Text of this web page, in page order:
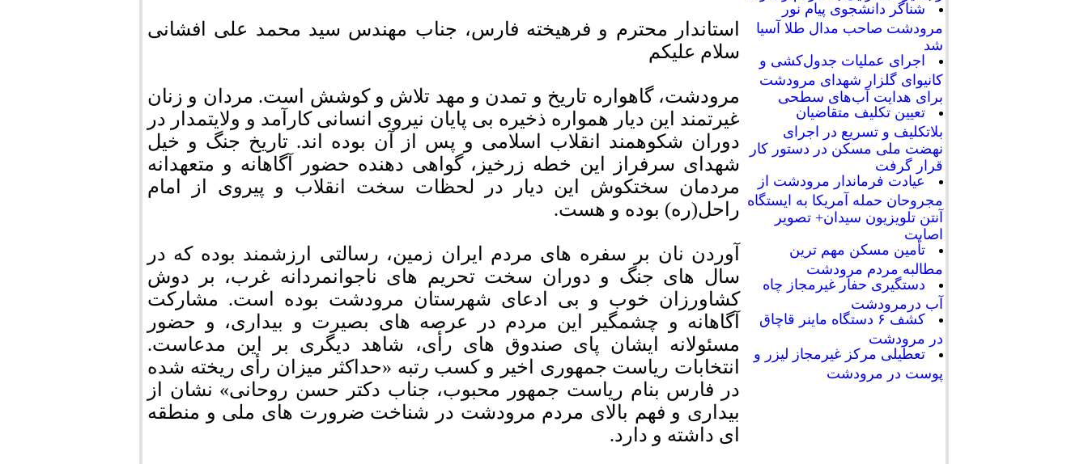
شناگر دانشجوی پیام نور
مرودشت صاحب مدال طلا آسیا
شد
اجرای عملیات جدول‌کشی و
کانیوای گلزار شهدای مرودشت
برای هدایت آب‌های سطحی
تعیین تکلیف متقاضیان
بلاتکلیف و تسریع در اجرای
نهضت ملی مسکن در دستور کار
قرار گرفت
عیادت فرماندار مرودشت از
مجروحان حمله آمریکا به ایستگاه
آنتن تلویزیون سیدان+ تصویر
اصابت
تأمین مسکن مهم ترین
مطالبه مردم مرودشت
دستگیری حفار غیرمجاز چاه
آب درمرودشت
کشف ۶ دستگاه ماینر قاچاق
در مرودشت
تعطیلی مرکز غیرمجاز لیزر و
پوست در مرودشت
استاندار محترم و فرهیخته فارس، جناب مهندس سید محمد علی افشانی
سلام علیکم
مرودشت، گاهواره تاریخ و تمدن و مهد تلاش و کوشش است. مردان و زنان
غیرتمند این دیار همواره ذخیره بی پایان نیروی انسانی کارآمد و ولایتمدار در
دوران شکوهمند انقلاب اسلامی و پس از آن بوده اند. تاریخ جنگ و خیل
شهدای سرفراز این خطه زرخیز، گواهی دهنده حضور آگاهانه و متعهدانه
مردمان سختکوش این دیار در لحظات سخت انقلاب و پیروی از امام
راحل(ره) بوده و هست.
آوردن نان بر سفره های مردم ایران زمین، رسالتی ارزشمند بوده که در
سال های جنگ و دوران سخت تحریم های ناجوانمردانه غرب، بر دوش
کشاورزان خوب و بی ادعای شهرستان مرودشت بوده است. مشارکت
آگاهانه و چشمگیر این مردم در عرصه های بصیرت و بیداری، و حضور
مسئولانه ایشان پای صندوق های رأی، شاهد دیگری بر این مدعاست.
انتخابات ریاست جمهوری اخیر و کسب رتبه «حداکثر میزان رأی ریخته شده
در فارس بنام ریاست جمهور محبوب، جناب دکتر حسن روحانی» نشان از
بیداری و فهم بالای مردم مرودشت در شناخت ضرورت های ملی و منطقه
ای داشته و دارد.